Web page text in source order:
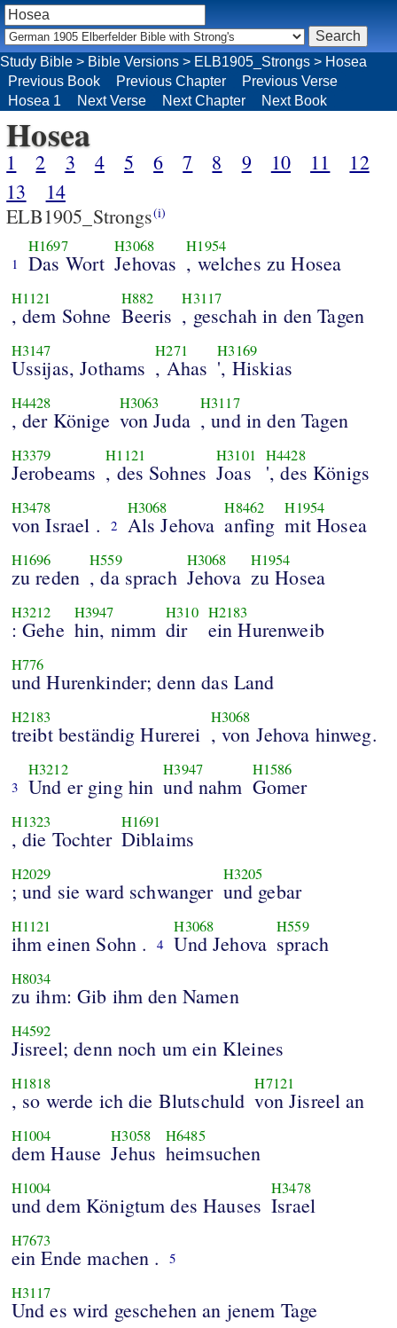
Study Bible > Bible Versions > ELB1905_Strongs > Hosea
Previous Book
Previous Chapter
Previous Verse
Hosea 1
Next Verse Next Chapter Next Book
Hosea
1 2 3 4 5 6 7 8 9 10 11
12
13
14
ELB1905_Strongs(i)
1
H1697
Das Wort
H3068
Jehovas
H1954
, welches zu Hosea
H1121
, dem Sohne
H882
Beeris
H3117
, geschah in den Tagen
H3147
Ussijas, Jothams
H271
, Ahas
H3169
', Hiskias
H4428
, der Könige
H3063
von Juda
H3117
, und in den Tagen
H3379
Jerobeams
H1121
, des Sohnes
H3101
Joas
H4428
', des Königs
H3478
von Israel . 2
H3068
Als Jehova
H8462
anfing
H1954
mit Hosea
H1696
zu reden
H559
, da sprach
H3068
Jehova
H1954
zu Hosea
H3212
: Gehe
H3947
hin, nimm
H310
dir
H2183
ein Hurenweib
H776
und Hurenkinder; denn das Land
H2183
treibt beständig Hurerei
H3068
, von Jehova hinweg.
3
H3212
Und er ging hin
H3947
und nahm
H1586
Gomer
H1323
, die Tochter
H1691
Diblaims
H2029
; und sie ward schwanger
H3205
und gebar
H1121
ihm einen Sohn . 4
H3068
Und Jehova
H559
sprach
H8034
zu ihm: Gib ihm den Namen
H4592
Jisreel; denn noch um ein Kleines
H1818
, so werde ich die Blutschuld
H7121
von Jisreel an
H1004
dem Hause
H3058
Jehus
H6485
heimsuchen
H1004
und dem Königtum des Hauses
H3478
Israel
H7673
ein Ende machen . 5
H3117
Und es wird geschehen an jenem Tage